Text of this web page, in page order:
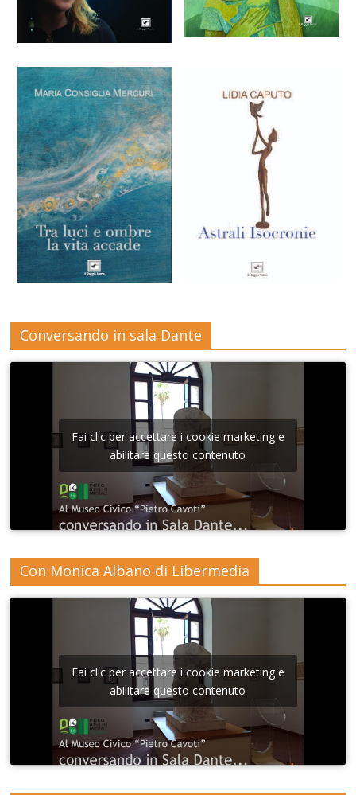
Conversando in sala Dante
Fai clic per accettare i cookie marketing e
abilitare questo contenuto
Con Monica Albano di Libermedia
Fai clic per accettare i cookie marketing e
abilitare questo contenuto